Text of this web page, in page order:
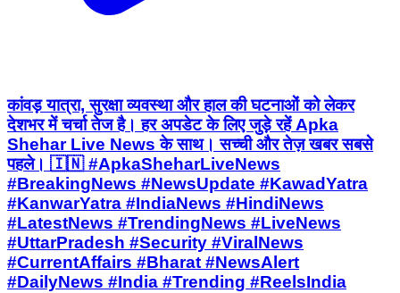
कांवड़ यात्रा, सुरक्षा व्यवस्था और हाल की घटनाओं को लेकर
देशभर में चर्चा तेज है। हर अपडेट के लिए जुड़े रहें Apka
Shehar Live News के साथ। सच्ची और तेज़ खबर सबसे
पहले। 🇮🇳 #ApkaSheharLiveNews
#BreakingNews #NewsUpdate #KawadYatra
#KanwarYatra #IndiaNews #HindiNews
#LatestNews #TrendingNews #LiveNews
#UttarPradesh #Security #ViralNews
#CurrentAffairs #Bharat #NewsAlert
#DailyNews #India #Trending #ReelsIndia